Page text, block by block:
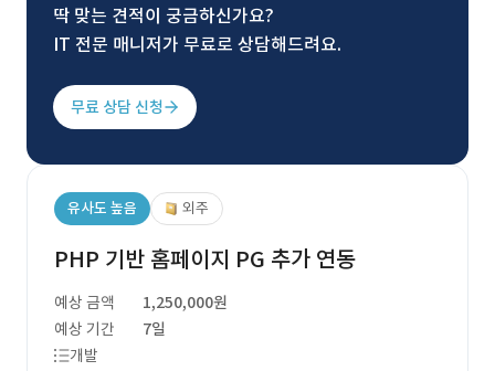
딱 맞는 견적이 궁금하신가요?
IT 전문 매니저가 무료로 상담해드려요.
무료 상담 신청
유사도 높음 외주
PHP 기반 홈페이지 PG 추가 연동
예상 금액
1,250,000원
예상 기간
7일
개발